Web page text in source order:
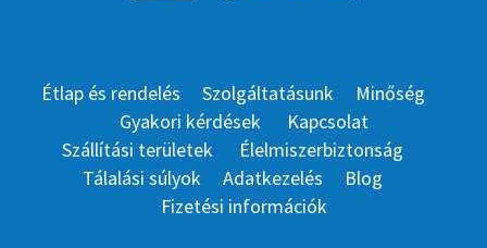
Étlap és rendelés Szolgáltatásunk
Minőség
Gyakori kérdések
Kapcsolat
Szállítási területek
Élelmiszerbiztonság
Tálalási súlyok
Adatkezelés
Blog
Fizetési információk